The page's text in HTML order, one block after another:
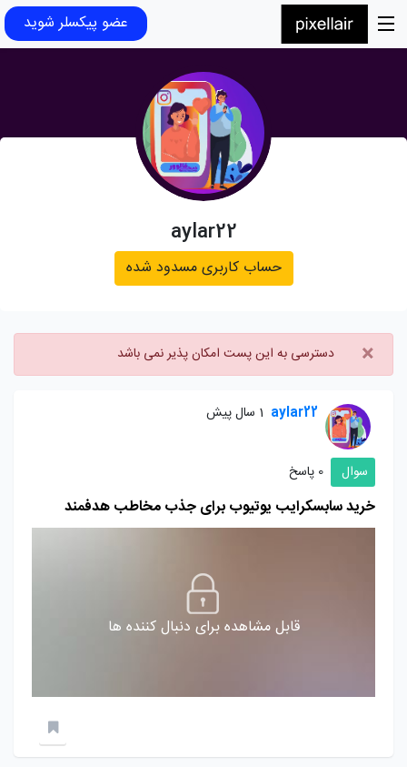
عضو پیکسلر شوید
aylar22
حساب کاربری مسدود شده
× دسترسی به این پست امکان پذیر نمی باشد
aylar22 1 سال پیش
سوال 0 پاسخ
خرید سابسکرایب یوتیوب برای جذب مخاطب هدفمند
قابل مشاهده برای دنبال کننده ها